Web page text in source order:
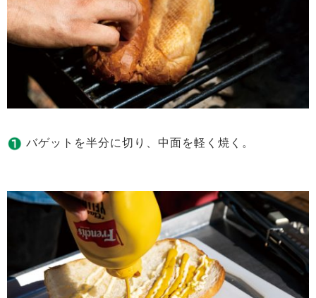
バゲットを半分に切り、中面を軽く焼く。